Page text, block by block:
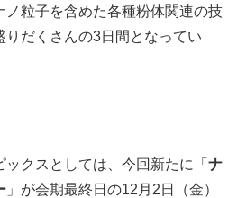
ノ粒子を含めた各種粉体関連の技
だくさんの3日間となってい
クスとしては、今回新たに「 ナ
」が会期最終日の12月2日（金）